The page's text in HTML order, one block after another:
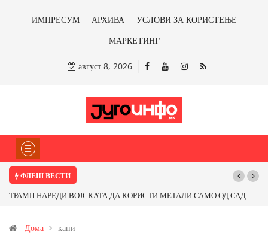
ИМПРЕСУМ АРХИВА
УСЛОВИ ЗА КОРИСТЕЊЕ
МАРКЕТИНГ
август 8, 2026
ФЛЕШ ВЕСТИ
ТРАМП НАРЕДИ ВОЈСКАТА ДА КОРИСТИ МЕТАЛИ САМО ОД САД
Иловица и со антимонот?
Дома кани